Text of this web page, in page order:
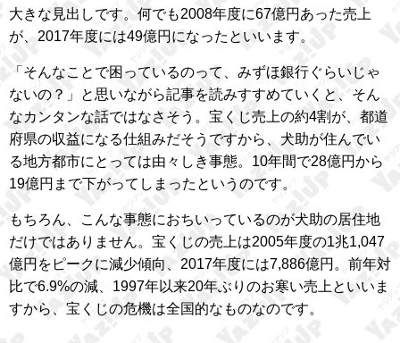
大きな見出しです。何でも2008年度に67億円あった売上
が、2017年度には49億円になったといいます。
「そんなことで困っているのって、みずほ銀行ぐらいじゃ
ないの？」と思いながら記事を読みすすめていくと、そん
なカンタンな話ではなさそう。宝くじ売上の約4割が、都道
府県の収益になる仕組みだそうですから、犬助が住んでい
る地方都市にとっては由々しき事態。10年間で28億円から
19億円まで下がってしまったというのです。
もちろん、こんな事態におちいっているのが犬助の居住地
だけではありません。宝くじの売上は2005年度の1兆1,047
億円をピークに減少傾向、2017年度には7,886億円。前年対
比で6.9%の減、1997年以来20年ぶりのお寒い売上といいま
すから、宝くじの危機は全国的なものなのです。